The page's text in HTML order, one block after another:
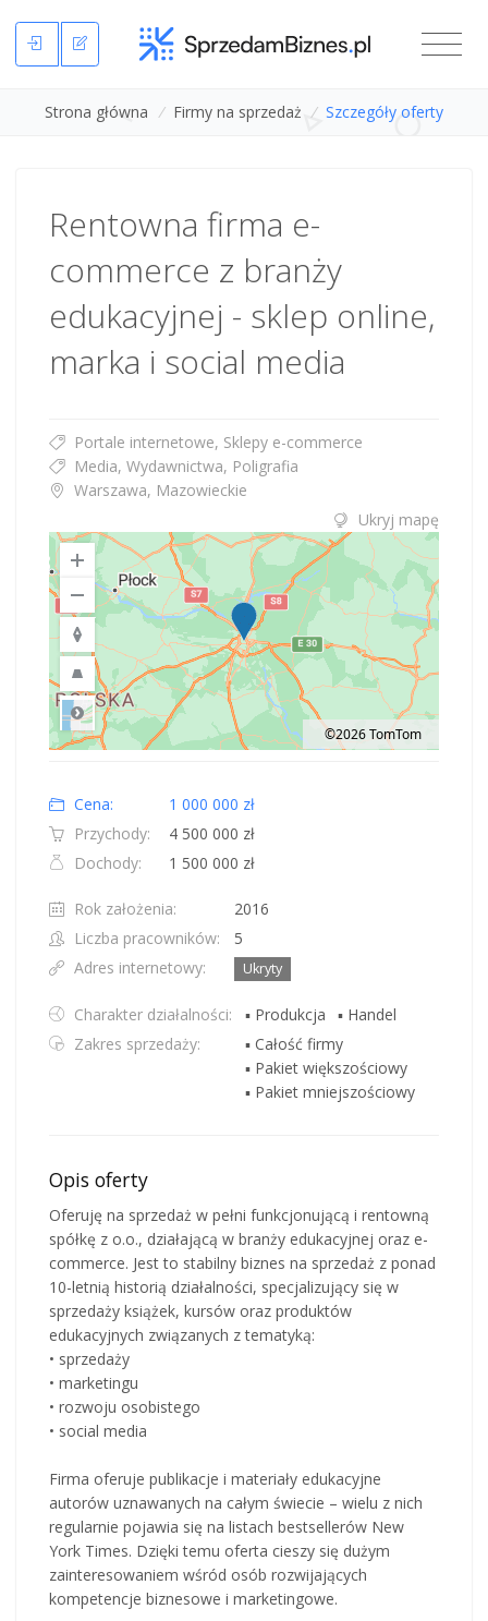
Strona główna / Firmy na sprzedaż / Szczegóły oferty
Rentowna firma e-
commerce z branży
edukacyjnej - sklep online,
marka i social media
Portale internetowe, Sklepy e-commerce
Media, Wydawnictwa, Poligrafia
Warszawa, Mazowieckie
Ukryj mapę
Road
©2026 TomTom
Cena:
1 000 000 zł
Przychody:
4 500 000 zł
Dochody:
1 500 000 zł
Rok założenia:
2016
Liczba pracowników:
5
Adres internetowy:
Ukryty
Charakter działalności: ▪ Produkcja
▪ Handel
Zakres sprzedaży:
▪ Całość firmy
▪ Pakiet większościowy
▪ Pakiet mniejszościowy
Opis oferty
Oferuję na sprzedaż w pełni funkcjonującą i rentowną
spółkę z o.o., działającą w branży edukacyjnej oraz e-
commerce. Jest to stabilny biznes na sprzedaż z ponad
10-letnią historią działalności, specjalizujący się w
sprzedaży książek, kursów oraz produktów
edukacyjnych związanych z tematyką:
• sprzedaży
• marketingu
• rozwoju osobistego
• social media
Firma oferuje publikacje i materiały edukacyjne
autorów uznawanych na całym świecie – wielu z nich
regularnie pojawia się na listach bestsellerów New
York Times. Dzięki temu oferta cieszy się dużym
zainteresowaniem wśród osób rozwijających
kompetencje biznesowe i marketingowe.